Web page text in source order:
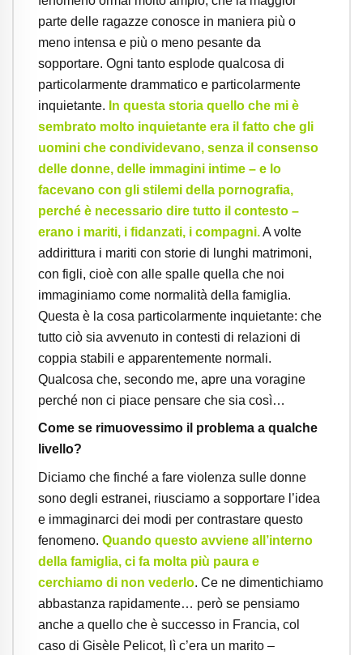
parte delle ragazze conosce in maniera più o
meno intensa e più o meno pesante da
sopportare. Ogni tanto esplode qualcosa di
particolarmente drammatico e particolarmente
inquietante. In questa storia quello che mi è
sembrato molto inquietante era il fatto che gli
uomini che condividevano, senza il consenso
delle donne, delle immagini intime – e lo
facevano con gli stilemi della pornografia,
perché è necessario dire tutto il contesto –
erano i mariti, i fidanzati, i compagni.A volte
addirittura i mariti con storie di lunghi matrimoni,
con figli, cioè con alle spalle quella che noi
immaginiamo come normalità della famiglia.
Questa è la cosa particolarmente inquietante: che
tutto ciò sia avvenuto in contesti di relazioni di
coppia stabili e apparentemente normali.
Qualcosa che, secondo me, apre una voragine
perché non ci piace pensare che sia così…
Come se rimuovessimo il problema a qualche
livello?
Diciamo che finché a fare violenza sulle donne
sono degli estranei, riusciamo a sopportare l’idea
e immaginarci dei modi per contrastare questo
fenomeno. Quando questo avviene all’interno
della famiglia, ci fa molta più paura e
cerchiamo di non vederlo. Ce ne dimentichiamo
abbastanza rapidamente… però se pensiamo
anche a quello che è successo in Francia, col
caso di Gisèle Pelicot, lì c’era un marito –